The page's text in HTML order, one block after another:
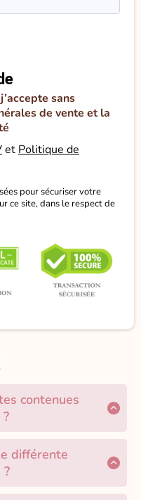
sans
de vente et la
et Politique de
pour sécuriser votre
ce site, dans le respect de
contenues
dans la
Crousti-
différente
donne 3 recettes